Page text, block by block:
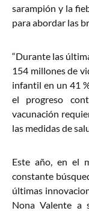
sarampión y la
para abordar las
“Durante las
154 millones de
infantil en un 41
el progreso
vacunación
las medidas de
Este año, en el
constante
últimas
Nona Valente a